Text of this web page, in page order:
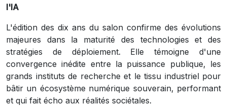
l'IA
L'édition des dix ans du salon confirme des évolutions
majeures dans la maturité des technologies et des
stratégies de déploiement. Elle témoigne d'une
convergence inédite entre la puissance publique, les
grands instituts de recherche et le tissu industriel pour
bâtir un écosystème numérique souverain, performant
et qui fait écho aux réalités sociétales.